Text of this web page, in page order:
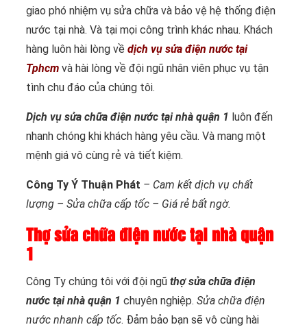
giao phó nhiệm vụ sửa chữa và bảo vệ hệ thống điện
nước tại nhà. Và tại mọi công trình khác nhau. Khách
hàng luôn hài lòng về dịch vụ sửa điện nước tại
Tphcm và hài lòng về đội ngũ nhân viên phục vụ tận
tình chu đáo của chúng tôi.
Dịch vụ sửa chữa điện nước tại nhà quận 1 luôn đến
nhanh chóng khi khách hàng yêu cầu. Và mang một
mệnh giá vô cùng rẻ và tiết kiệm.
Công Ty Ý Thuận Phát – Cam kết dịch vụ chất
lượng – Sửa chữa cấp tốc – Giá rẻ bất ngờ.
Thợ sửa chữa điện nước tại nhà quận
1
Công Ty chúng tôi với đội ngũ thợ sửa chữa điện
nước tại nhà quận 1 chuyên nghiệp. Sửa chữa điện
nước nhanh cấp tốc. Đảm bảo bạn sẽ vô cùng hài